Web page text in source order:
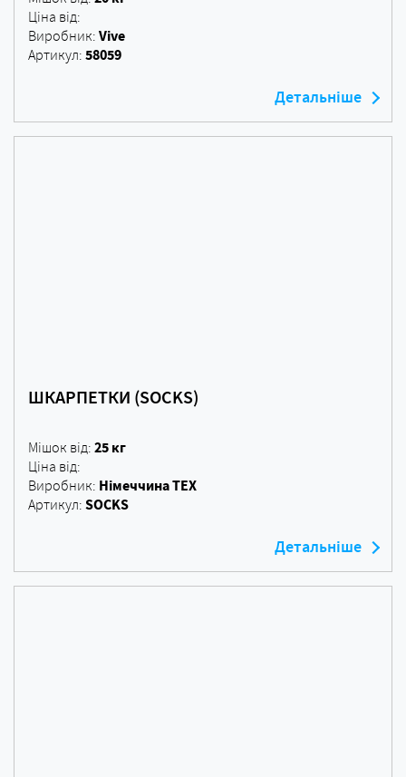
Ціна від:
Виробник: Vive
Артикул: 58059
Детальніше
ШКАРПЕТКИ (SOCKS)
Мішок від: 25 кг
Ціна від:
Виробник: Німеччина ТЕХ
Артикул: SOCKS
Детальніше